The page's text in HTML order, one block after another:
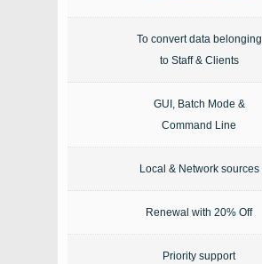
To convert data belonging
to Staff & Clients
GUI, Batch Mode &
Command Line
Local & Network sources
Renewal with 20% Off
Priority support